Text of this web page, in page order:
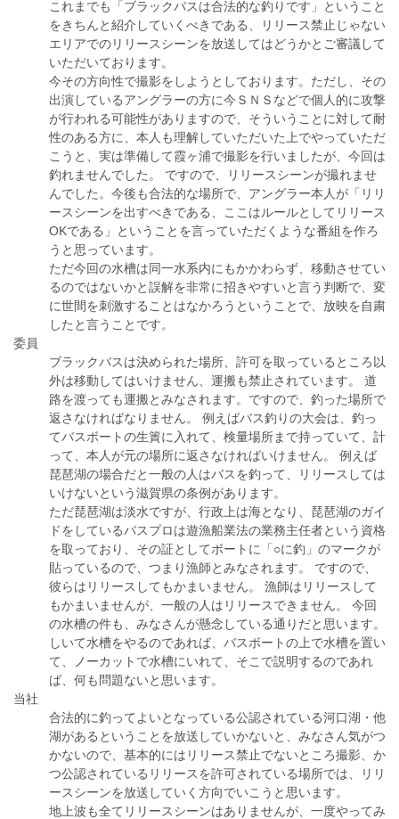
これまでも「ブラックバスは合法的な釣りです」ということ
をきちんと紹介していくべきである、リリース禁止じゃない
エリアでのリリースシーンを放送してはどうかとご審議して
いただいております。
今その方向性で撮影をしようとしております。ただし、その
出演しているアングラーの方に今ＳＮＳなどで個人的に攻撃
が行われる可能性がありますので、そういうことに対して耐
性のある方に、本人も理解していただいた上でやっていただ
こうと、実は準備して霞ヶ浦で撮影を行いましたが、今回は
釣れませんでした。 ですので、リリースシーンが撮れませ
んでした。今後も合法的な場所で、アングラー本人が「リリ
ースシーンを出すべきである、ここはルールとしてリリース
OKである」ということを言っていただくような番組を作ろ
うと思っています。
ただ今回の水槽は同一水系内にもかかわらず、移動させてい
るのではないかと誤解を非常に招きやすいと言う判断で、変
に世間を刺激することはなかろうということで、放映を自粛
したと言うことです。
委員
ブラックバスは決められた場所、許可を取っているところ以
外は移動してはいけません、運搬も禁止されています。 道
路を渡っても運搬とみなされます。ですので、釣った場所で
返さなければなりません。 例えばバス釣りの大会は、釣っ
てバスボートの生簀に入れて、検量場所まで持っていて、計
って、本人が元の場所に返さなければいけません。 例えば
琵琶湖の場合だと一般の人はバスを釣って、リリースしては
いけないという滋賀県の条例があります。
ただ琵琶湖は淡水ですが、行政上は海となり、琵琶湖のガイ
ドをしているバスプロは遊漁船業法の業務主任者という資格
を取っており、その証としてボートに「○に釣」のマークが
貼っているので、つまり漁師とみなされます。 ですので、
彼らはリリースしてもかまいません。 漁師はリリースして
もかまいませんが、一般の人はリリースできません。 今回
の水槽の件も、みなさんが懸念している通りだと思います。
しいて水槽をやるのであれば、バスボートの上で水槽を置い
て、ノーカットで水槽にいれて、そこで説明するのであれ
ば、何も問題ないと思います。
当社
合法的に釣ってよいとなっている公認されている河口湖・他
湖があるということを放送していかないと、みなさん気がつ
かないので、基本的にはリリース禁止でないところ撮影、か
つ公認されているリリースを許可されている場所では、リリ
ースシーンを放送していく方向でいこうと思います。
地上波も全てリリースシーンはありませんが、一度やってみ